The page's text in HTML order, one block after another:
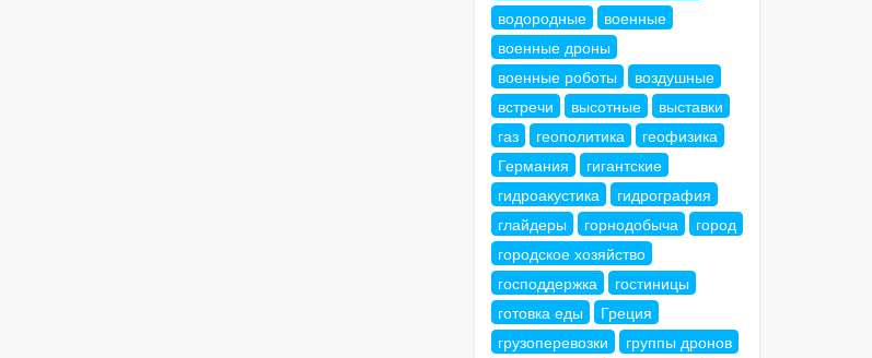
водородные
военные
военные дроны
военные роботы
воздушные
встречи
высотные
выставки
газ
геополитика
геофизика
Германия
гигантские
гидроакустика
гидрография
глайдеры
горнодобыча
город
городское хозяйство
господдержка
гостиницы
готовка еды
Греция
грузоперевозки
группы дронов